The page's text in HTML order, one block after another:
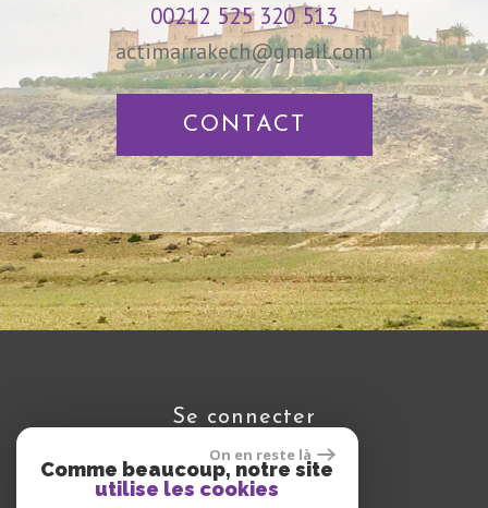
On en reste là
Comme beaucoup, notre site
utilise les cookies
00212 525 320 513
actimarrakech@gmail.com
CONTACT
se connecter